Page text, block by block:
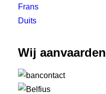
Frans
Duits
Wij aanvaarden